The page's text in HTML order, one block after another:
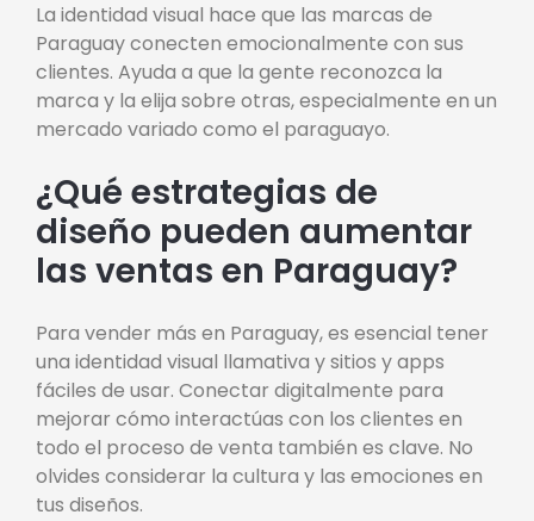
La identidad visual hace que las marcas de
Paraguay conecten emocionalmente con sus
clientes. Ayuda a que la gente reconozca la
marca y la elija sobre otras, especialmente en un
mercado variado como el paraguayo.
¿Qué estrategias de
diseño pueden aumentar
las ventas en Paraguay?
Para vender más en Paraguay, es esencial tener
una identidad visual llamativa y sitios y apps
fáciles de usar. Conectar digitalmente para
mejorar cómo interactúas con los clientes en
todo el proceso de venta también es clave. No
olvides considerar la cultura y las emociones en
tus diseños.